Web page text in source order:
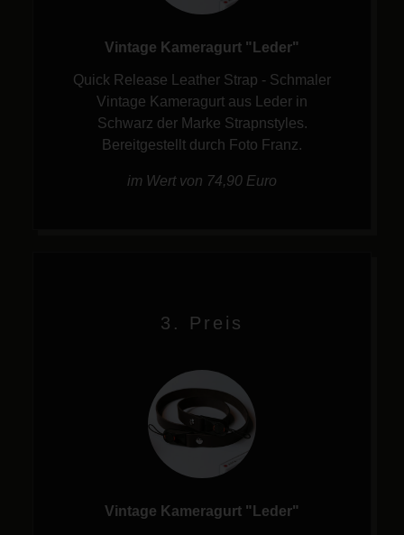
Vintage Kameragurt "Leder"
Quick Release Leather Strap - Schmaler
Vintage Kameragurt aus Leder in
Schwarz der Marke Strapnstyles.
Bereitgestellt durch Foto Franz.
im Wert von 74,90 Euro
3. Preis
Vintage Kameragurt "Leder"